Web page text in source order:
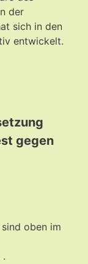
der
sich in den
entwickelt.
gegen
oben im
.